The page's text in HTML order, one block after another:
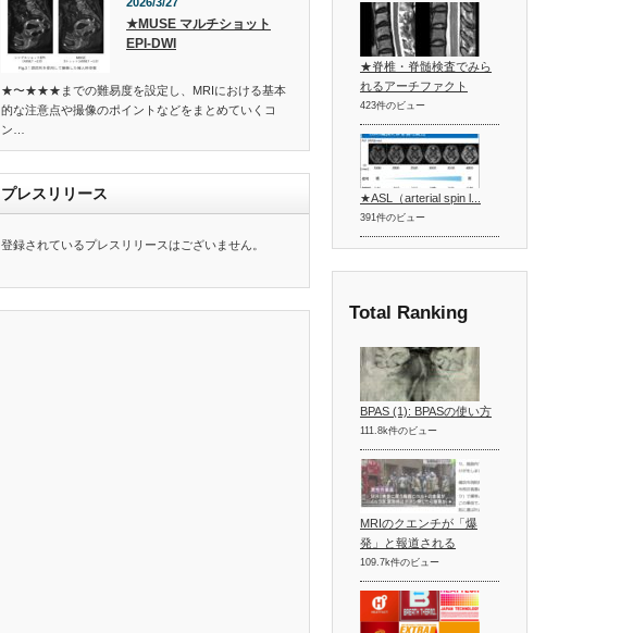
★MUSE マルチショット
EPI-DWI
★〜★★★までの難易度を設定し、MRIにおける基本
的な注意点や撮像のポイントなどをまとめていくコ
ン…
プレスリリース
登録されているプレスリリースはございません。
★脊椎・脊髄検査でみら
れるアーチファクト
423件のビュー
★ASL（arterial spin l...
391件のビュー
Total Ranking
BPAS (1): BPASの使い方
111.8k件のビュー
MRIのクエンチが「爆
発」と報道される
109.7k件のビュー